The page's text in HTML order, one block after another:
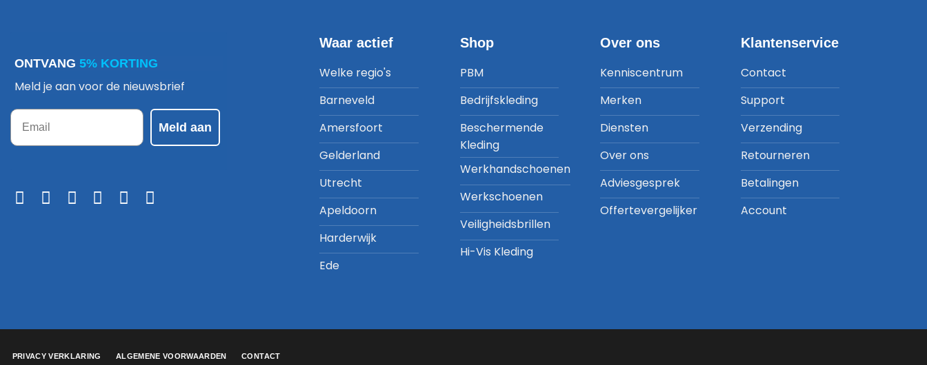
ONTVANG 5% KORTING
Meld je aan voor de nieuwsbrief
Email
Meld aan
Waar actief
Welke regio's
Barneveld
Amersfoort
Gelderland
Utrecht
Apeldoorn
Harderwijk
Ede
Shop
PBM
Bedrijfskleding
Beschermende
Kleding
Werkhandschoenen
Werkschoenen
Veiligheidsbrillen
Hi-Vis Kleding
Over ons
Kenniscentrum
Merken
Diensten
Over ons
Adviesgesprek
Offertevergelijker
Klantenservice
Contact
Support
Verzending
Retourneren
Betalingen
Account
PRIVACY VERKLARING ALGEMENE VOORWAARDEN CONTACT